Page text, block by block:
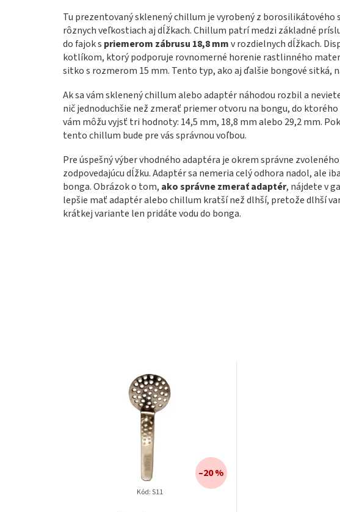
Tu prezentovaný sklenený chillum je vyrobený z borosilikátového
rôznych veľkostiach aj dĺžkach. Chillum patrí medzi základné
do fajok s priemerom zábrusu 18,8 mmv rozdielnych dĺžkach.
kotlíkom, ktorý podporuje rovnomerné horenie rastlinného
sitko s rozmerom 15 mm. Tento typ, ako aj ďalšie bongové sitká,
Ak sa vám sklenený chillum alebo adaptér náhodou rozbil a
nič jednoduchšie než zmerať priemer otvoru na bongu, do
vám môžu vyjsť tri hodnoty: 14,5 mm, 18,8 mm alebo 29,2 mm.
tento chillum bude pre vás správnou voľbou.
Pre úspešný výber vhodného adaptéra je okrem správne
zodpovedajúcu dĺžku. Adaptér sa nemeria celý odhora nadol, ale
bonga. Obrázok o tom, ako správne zmerať adaptér, nájdete v
lepšie mať adaptér alebo chillum kratší než dlhší, pretože dlhší
krátkej variante len pridáte vodu do bonga.
–20 %
Kód:S11